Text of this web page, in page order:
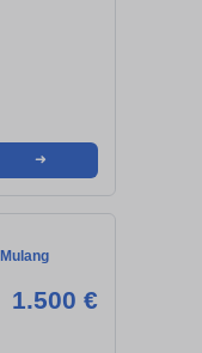
➜
1.500 €